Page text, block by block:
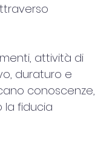
attività di
duraturo e
conoscenze,
la fiducia